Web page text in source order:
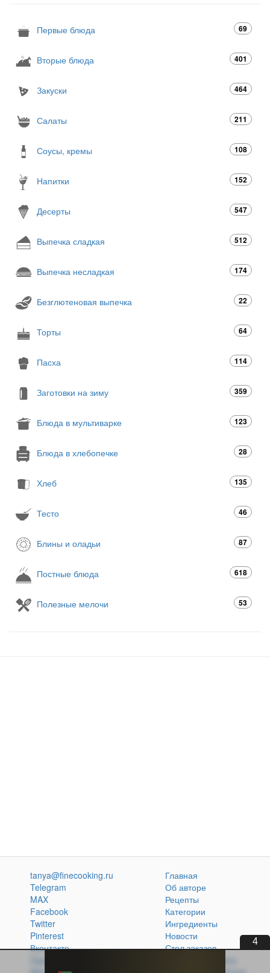
Первые блюда 69
Вторые блюда 401
Закуски 464
Салаты 211
Соусы, кремы 108
Напитки 152
Десерты 547
Выпечка сладкая 512
Выпечка несладкая 174
Безглютеновая выпечка 22
Торты 64
Пасха 114
Заготовки на зиму 359
Блюда в мультиварке 123
Блюда в хлебопечке 28
Хлеб 135
Тесто 46
Блины и оладьи 87
Постные блюда 618
Полезные мелочи 53
2
tanya@finecooking.ru
Telegram
MAX
Facebook
Twitter
Pinterest
Вконтакте
Одноклассники
Главная
Об авторе
Рецепты
Категории
Ингредиенты
Новости
Стол заказов